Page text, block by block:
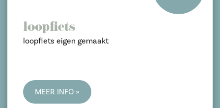
loopfiets
loopfiets eigen gemaakt
MEER INFO »